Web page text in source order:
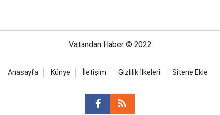
Vatandan Haber © 2022
Anasayfa Künye İletişim Gizlilik İlkeleri Sitene Ekle